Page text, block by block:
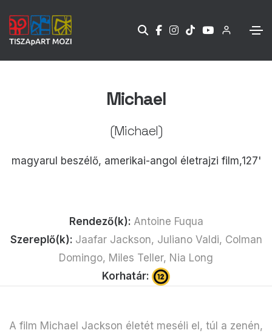
Michael
(Michael)
magyarul beszélő, amerikai-angol életrajzi film,127'
Rendező(k): Antoine Fuqua
Szereplő(k): Jaafar Jackson, Juliano Valdi, Colman
Domingo, Miles Teller, Nia Long
Korhatár:
A film Michael Jackson életét meséli el, túl a zenén,